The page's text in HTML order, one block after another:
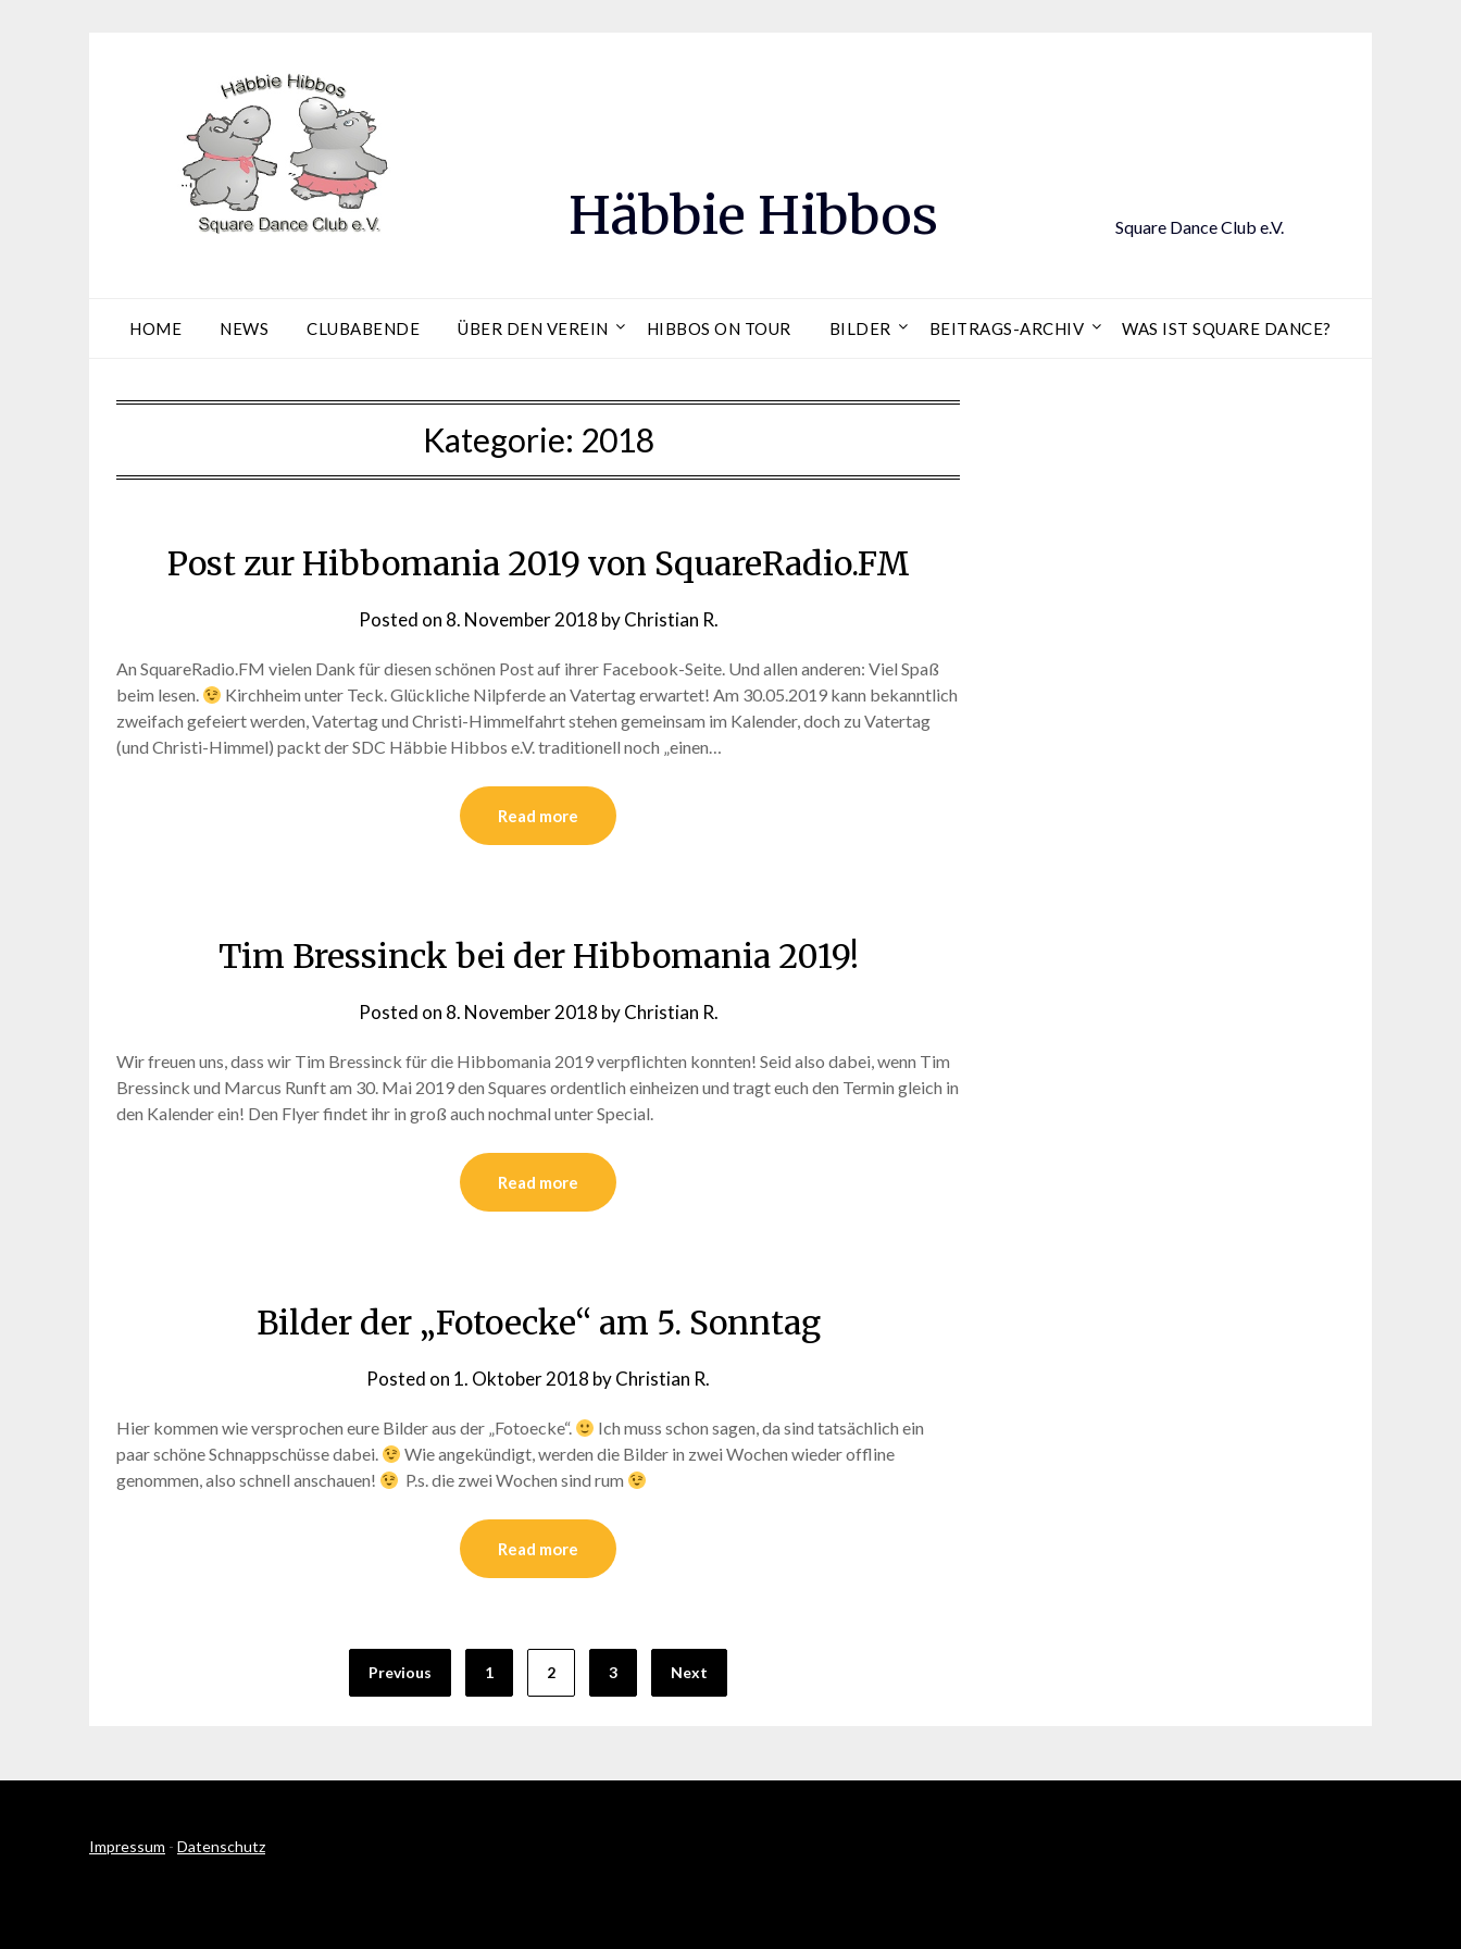
Häbbie Hibbos Square Dance Club e.V.
HOME NEWS CLUBABENDE ÜBER DEN VEREIN HIBBOS ON TOUR BILDER BEITRAGS-ARCHIV WAS IST SQUARE DANCE?
Kategorie: 2018
Post zur Hibbomania 2019 von SquareRadio.FM
Posted on 8. November 2018 byChristian R.
An SquareRadio.FM vielen Dank für diesen schönen Post auf ihrer Facebook-Seite. Und allen anderen: Viel Spaß
beim lesen.
Kirchheim unter Teck. Glückliche Nilpferde an Vatertag erwartet! Am 30.05.2019 kann bekanntlich
zweifach gefeiert werden, Vatertag und Christi-Himmelfahrt stehen gemeinsam im Kalender, doch zu Vatertag
(und Christi-Himmel) packt der SDC Häbbie Hibbos e.V. traditionell noch „einen…
Read more
Tim Bressinck bei der Hibbomania 2019!
Posted on 8. November 2018 byChristian R.
Wir freuen uns, dass wir Tim Bressinck für die Hibbomania 2019 verpflichten konnten! Seid also dabei, wenn Tim
Bressinck und Marcus Runft am 30. Mai 2019 den Squares ordentlich einheizen und tragt euch den Termin gleich in
den Kalender ein! Den Flyer findet ihr in groß auch nochmal unter Special.
Read more
Bilder der „Fotoecke“ am 5. Sonntag
Posted on 1. Oktober 2018 byChristian R.
Hier kommen wie versprochen eure Bilder aus der „Fotoecke“.
Ich muss schon sagen, da sind tatsächlich ein
paar schöne Schnappschüsse dabei.
Wie angekündigt, werden die Bilder in zwei Wochen wieder offline
genommen, also schnell anschauen!
P.s. die zwei Wochen sind rum
Read more
Previous 1 2 3 Next
Impressum - Datenschutz